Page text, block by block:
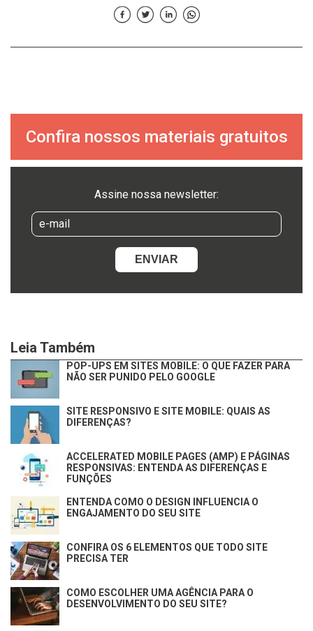
Confira nossos materiais gratuitos
Assine nossa newsletter:
Leia Também
POP-UPS EM SITES MOBILE: O QUE FAZER PARA
NÃO SER PUNIDO PELO GOOGLE
SITE RESPONSIVO E SITE MOBILE: QUAIS AS
DIFERENÇAS?
ACCELERATED MOBILE PAGES (AMP) E PÁGINAS
RESPONSIVAS: ENTENDA AS DIFERENÇAS E
FUNÇÕES
ENTENDA COMO O DESIGN INFLUENCIA O
ENGAJAMENTO DO SEU SITE
CONFIRA OS 6 ELEMENTOS QUE TODO SITE
PRECISA TER
COMO ESCOLHER UMA AGÊNCIA PARA O
DESENVOLVIMENTO DO SEU SITE?